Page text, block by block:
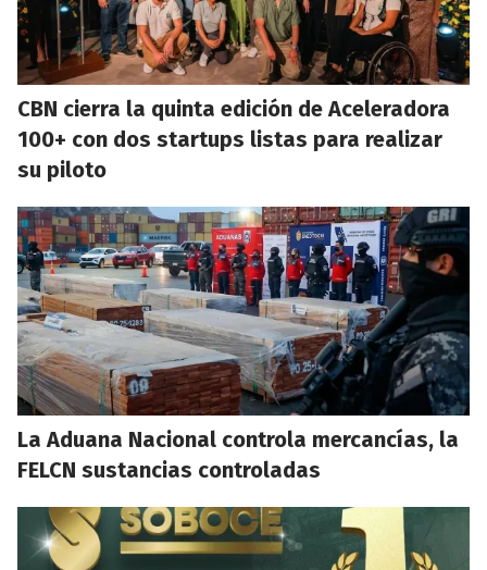
CBN cierra la quinta edición de Aceleradora
100+ con dos startups listas para realizar
su piloto
La Aduana Nacional controla mercancías, la
FELCN sustancias controladas